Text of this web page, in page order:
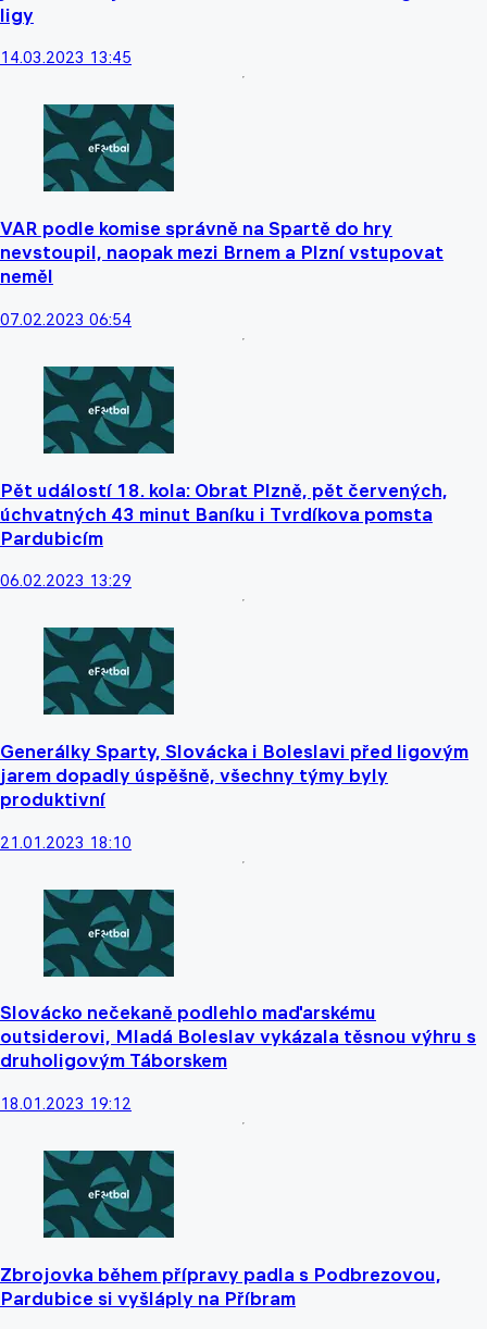
ligy
14.03.2023 13:45
VAR podle komise správně na Spartě do hry
nevstoupil, naopak mezi Brnem a Plzní vstupovat
neměl
07.02.2023 06:54
Pět událostí 18. kola: Obrat Plzně, pět červených,
úchvatných 43 minut Baníku i Tvrdíkova pomsta
Pardubicím
06.02.2023 13:29
Generálky Sparty, Slovácka i Boleslavi před ligovým
jarem dopadly úspěšně, všechny týmy byly
produktivní
21.01.2023 18:10
Slovácko nečekaně podlehlo maďarskému
outsiderovi, Mladá Boleslav vykázala těsnou výhru s
druholigovým Táborskem
18.01.2023 19:12
Zbrojovka během přípravy padla s Podbrezovou,
Pardubice si vyšláply na Příbram